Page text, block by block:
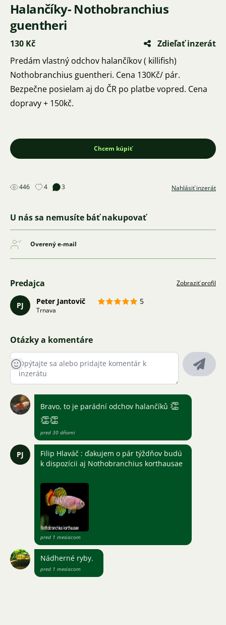
Halančíky- Nothobranchius
guentheri
130 Kč
Zdieľať inzerát
Predám vlastný odchov halančíkov ( killifish)
Nothobranchius guentheri. Cena 130Kč/ pár.
Bezpečne posielam aj do ČR po platbe vopred. Cena
dopravy + 150kč.
Chcem kúpiť
446 4 3 Nahlásiť inzerát
U nás sa nemusíte báť nakupovať
Overený e-mail
Predajca Zobraziť profil
PJ Peter Jantovič 5
Trnava
Otázky a komentáre
Bravo, to je parádní odchov halančíků 👏
👏👏
pred 30 dňami
PJ
Filip Hlaváč : ďakujem o pár týždňov budú
k dispozícii aj Nothobranchius korthausae
pred 1 mesiacom
Nádherné ryby.
pred 1 mesiacom